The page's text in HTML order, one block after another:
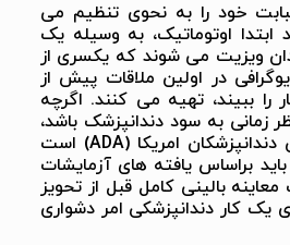
خود را به نحوی تنظیم می
ابتدا اوتوماتیک، به وسیله یک
ویزیت می شوند که یکسری از
در اولین ملاقات پیش از
را ببیند، تهیه می کنند. اگرچه
زمانی به سود دندانپزشک باشد،
برخلاف مقررات انجمن دندانپزشکان امریکا (ADA) است
براساس یافته های آزمایشات
بالینی کامل قبل از تحویز
یک کار دندانپزشکی امر دشواری